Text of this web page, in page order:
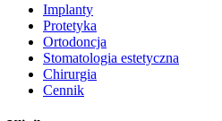
Implanty
Protetyka
Ortodoncja
Stomatologia estetyczna
Chirurgia
Cennik